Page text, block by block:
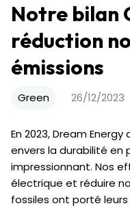
Notre bilan
réduction
émissions
Green 26/12/2023
En 2023, Dream
envers la durabilité en
impressionnant. Nos
électrique et réduire
fossiles ont porté leurs